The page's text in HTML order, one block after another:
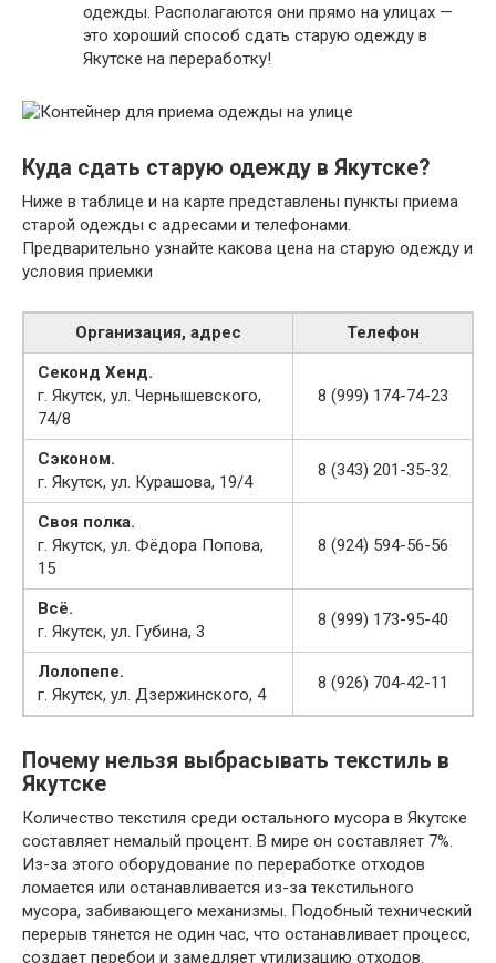
одежды. Располагаются они прямо на улицах —
это хороший способ сдать старую одежду в
Якутске на переработку!
Куда сдать старую одежду в Якутске?
Ниже в таблице и на карте представлены пункты приема
старой одежды с адресами и телефонами.
Предварительно узнайте какова цена на старую одежду и
условия приемки
Организация, адрес
Телефон
Секонд Хенд.
г. Якутск, ул. Чернышевского,
74/8
8 (999) 174-74-23
Сэконом.
г. Якутск, ул. Курашова, 19/4
8 (343) 201-35-32
Своя полка.
г. Якутск, ул. Фёдора Попова,
15
8 (924) 594-56-56
Всё.
г. Якутск, ул. Губина, 3
8 (999) 173-95-40
Лолопепе.
г. Якутск, ул. Дзержинского, 4
8 (926) 704-42-11
Почему нельзя выбрасывать текстиль в
Якутске
Количество текстиля среди остального мусора в Якутске
составляет немалый процент. В мире он составляет 7%.
Из-за этого оборудование по переработке отходов
ломается или останавливается из-за текстильного
мусора, забивающего механизмы. Подобный технический
перерыв тянется не один час, что останавливает процесс,
создает перебои и замедляет утилизацию отходов.